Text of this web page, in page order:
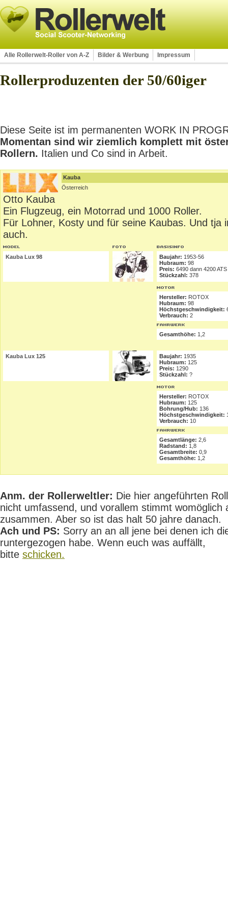
Alle Rollerwelt-Roller von A-Z Bilder & Werbung Impressum
Rollerproduzenten der 50/60iger
Diese Seite ist im permanenten WORK IN
Momentan sind wir ziemlich komplett mit
Rollern. Italien und Co sind in Arbeit.
Kauba
Österreich
Otto Kauba
Ein Flugzeug, ein Motorrad und 1000 Roller.
Für Lohner, Kosty und für seine Kaubas. Und tja
auch.
Kauba Lux 98 Baujahr: 1953-56
Hubraum: 98
Preis: 6490 dann 4200 ATS
Stückzahl: 378
Hersteller: ROTOX
Hubraum: 98
Höchstgeschwindigkeit:
Verbrauch: 2
Gesamthöhe: 1,2
Kauba Lux 125 Baujahr: 1935
Hubraum: 125
Preis: 1290
Stückzahl: ?
Hersteller: ROTOX
Hubraum: 125
Bohrung/Hub: 136
Höchstgeschwindigkeit:
Verbrauch: 10
Gesamtlänge: 2,6
Radstand: 1,8
Gesamtbreite: 0,9
Gesamthöhe: 1,2
Anm. der Rollerweltler: Die hier angeführten
nicht umfassend, und vorallem stimmt womöglich
zusammen. Aber so ist das halt 50 jahre danach.
Ach und PS: Sorry an an all jene bei denen ich
runtergezogen habe. Wenn euch was auffällt,
bitte schicken.